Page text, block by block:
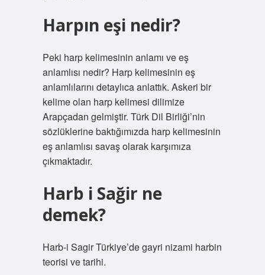
Harpın eşi nedir?
Peki harp kelimesinin anlamı ve eş
anlamlısı nedir? Harp kelimesinin eş
anlamlılarını detaylıca anlattık. Askeri bir
kelime olan harp kelimesi dilimize
Arapçadan gelmiştir. Türk Dil Birliği’nin
sözlüklerine baktığımızda harp kelimesinin
eş anlamlısı savaş olarak karşımıza
çıkmaktadır.
Harb i Sağir ne
demek?
Harb-i Sagir Türkiye’de gayri nizami harbin
teorisi ve tarihi.